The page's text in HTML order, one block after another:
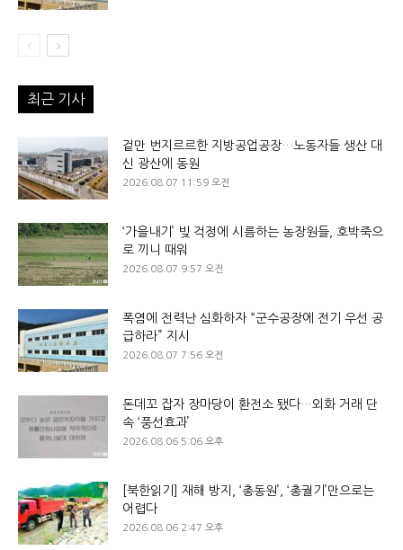
최근 기사
겉만 번지르르한 지방공업공장…노동자들 생산 대
신 광산에 동원
2026.08.07 11:59 오전
‘가을내기’ 빚 걱정에 시름하는 농장원들, 호박죽으
로 끼니 때워
2026.08.07 9:57 오전
폭염에 전력난 심화하자 “군수공장에 전기 우선 공
급하라” 지시
2026.08.07 7:56 오전
돈데꼬 잡자 장마당이 환전소 됐다…외화 거래 단
속 ‘풍선효과’
2026.08.06 5:06 오후
[북한읽기] 재해 방지, ‘총동원’, ‘총궐기’만으로는
어렵다
2026.08.06 2:47 오후